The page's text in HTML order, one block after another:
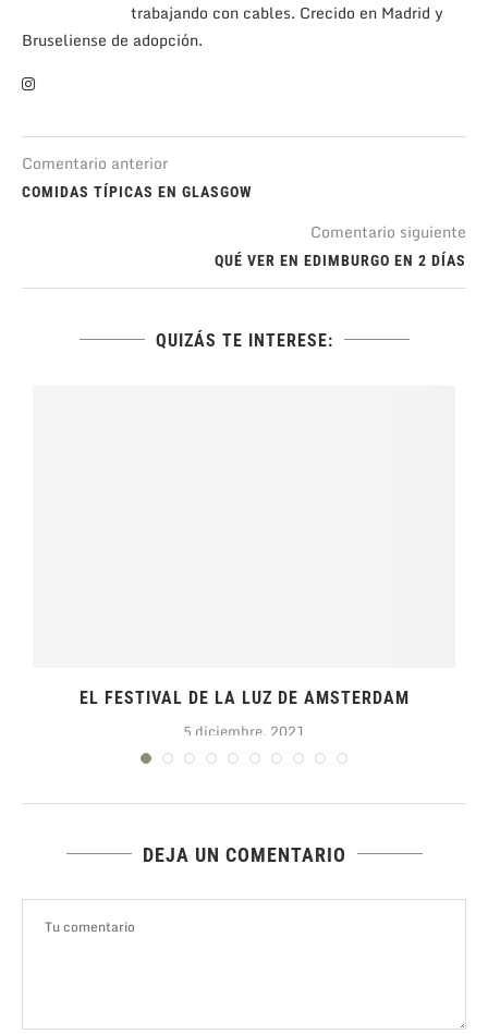
trabajando con cables. Crecido en Madrid y
Bruseliense de adopción.
Comentario anterior
COMIDAS TÍPICAS EN GLASGOW
Comentario siguiente
QUÉ VER EN EDIMBURGO EN 2 DÍAS
QUIZÁS TE INTERESE:
EL FESTIVAL DE LA LUZ DE AMSTERDAM
5 diciembre, 2021
DEJA UN COMENTARIO